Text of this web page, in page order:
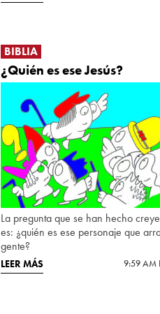
BIBLIA
¿Quién es ese Jesús?
La pregunta que se han hecho
es: ¿quién es ese personaje que
gente?
LEER MÁS 9:59 AM